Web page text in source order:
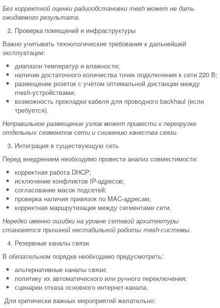
Без корректной оценки радиообстановки mesh может не дать
ожидаемого результата.
Проверка помещений и инфраструктуры
Важно учитывать технологические требования к дальнейшей
эксплуатации:
диапазон температур и влажности;
наличие достаточного количества точек подключения к сети 220 В;
размещение розеток с учётом оптимальной дистанции между
mesh-устройствами;
возможность прокладки кабеля для проводного backhaul (если
требуется).
Неправильное размещение узлов может привести к перегрузке
отдельных сегментов сети и снижению качества связи.
Интеграция в существующую сеть
Перед внедрением необходимо провести анализ совместимости:
корректная работа DHCP;
исключение конфликтов IP-адресов;
согласование масок подсетей;
проверка наличия привязок по MAC-адресам;
корректная маршрутизация между сегментами сети.
Нередко именно ошибки на уровне сетевой архитектуры
становятся причиной нестабильной работы mesh-системы.
Резервные каналы связи
В обязательном порядке необходимо предусмотреть:
альтернативные каналы связи;
политику их автоматического или ручного переключения;
сценарии отказа основного интернет-канала.
Для критически важных мероприятий желательно: